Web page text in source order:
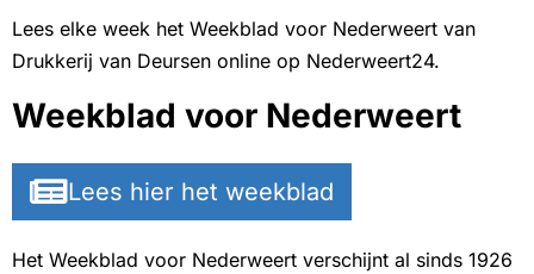
Lees elke week het Weekblad voor Nederweert van
Drukkerij van Deursen online op Nederweert24.
Weekblad voor Nederweert
Lees hier het weekblad
Het Weekblad voor Nederweert verschijnt al sinds 1926